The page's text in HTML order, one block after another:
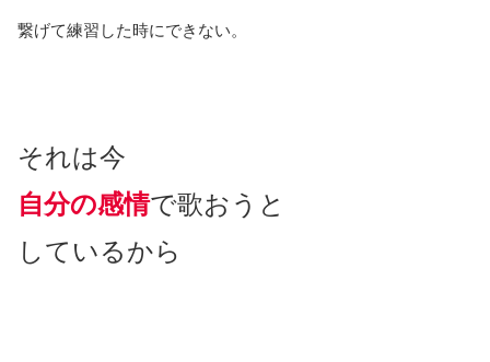
繋げて練習した時にできない。
それは今
自分の感情で歌おうと
しているから